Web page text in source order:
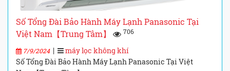
Số Tổng Đài Bảo Hành Máy Lạnh Panasonic Tại
Việt Nam【Trung Tâm】
706
7/9/2024|
máy lọc không khí
Số Tổng Đài Bảo Hành Máy Lạnh Panasonic Tại Việt